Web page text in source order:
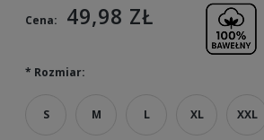
Cena: 49,98 ZŁ
* Rozmiar:
S M L XL XXL